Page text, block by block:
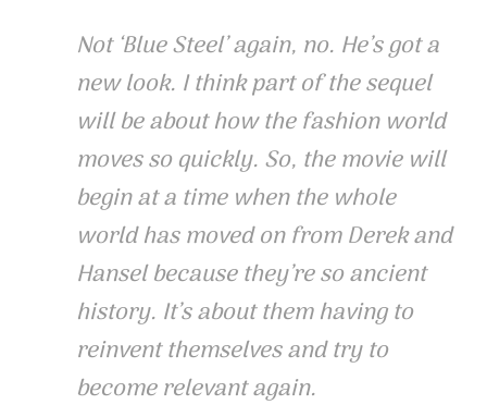
Not ‘Blue Steel’ again, no. He’s got a
new look. I think part of the sequel
will be about how the fashion world
moves so quickly. So, the movie will
begin at a time when the whole
world has moved on from Derek and
Hansel because they’re so ancient
history. It’s about them having to
reinvent themselves and try to
become relevant again.